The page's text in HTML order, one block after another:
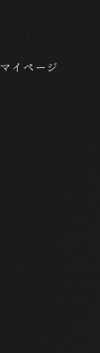
マイページ